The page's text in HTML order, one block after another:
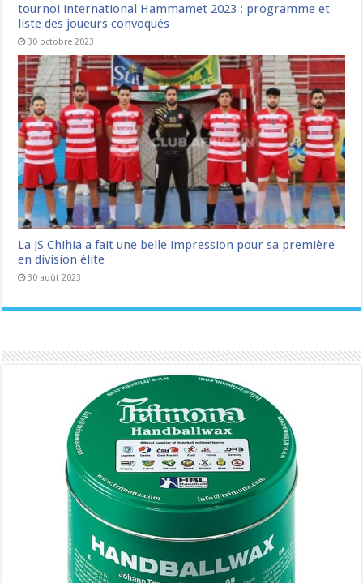
tournoi international Hammamet 2023 : programme et
liste des joueurs convoqués
30 octobre 2023
La JS Chihia a fait une belle impression pour sa première
en division élite
30 août 2023